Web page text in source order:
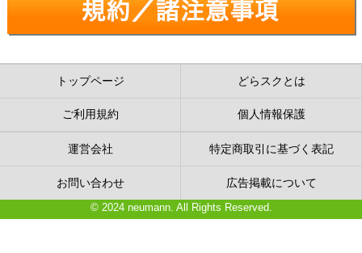
トップページ どらスクとは
ご利用規約 個人情報保護
運営会社 特定商取引に基づく表記
お問い合わせ 広告掲載について
© 2024 neumann. All Rights Reserved.